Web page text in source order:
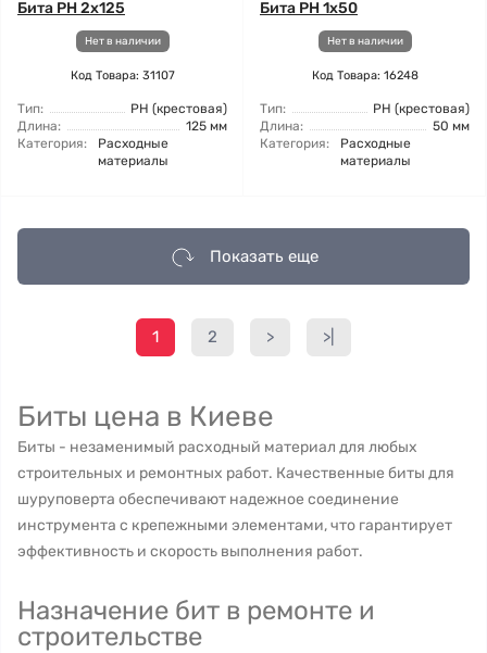
Бита PH 2x125
Нет в наличии
Код Товара: 31107
Тип:
РН (крестовая)
Длина:
125 мм
Категория:
Расходные
материалы
Бита PH 1x50
Нет в наличии
Код Товара: 16248
Тип:
РН (крестовая)
Длина:
50 мм
Категория:
Расходные
материалы
Показать еще
1 2 > >|
Биты цена в Киеве
Биты - незаменимый расходный материал для любых
строительных и ремонтных работ. Качественные биты для
шуруповерта обеспечивают надежное соединение
инструмента с крепежными элементами, что гарантирует
эффективность и скорость выполнения работ.
Назначение бит в ремонте и
строительстве